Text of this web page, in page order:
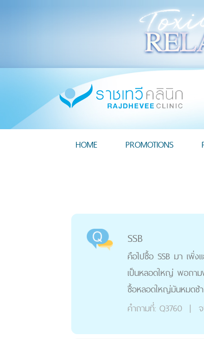
HOME PROMOTIONS
SSB
คือไปซื้อ SSB มา เพิ่
เป็นหลอดใหญ่ พอถาม
ซื้อหลอดใหญ่มันหมดช้า
คำถามที่: Q3760 |